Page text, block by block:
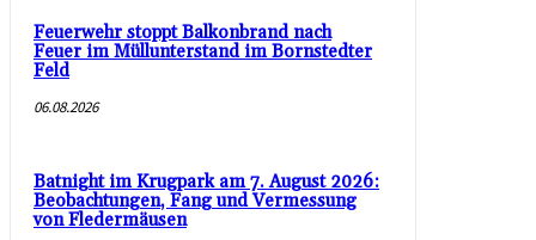
Feuerwehr stoppt Balkonbrand nach
Feuer im Müllunterstand im Bornstedter
Feld
06.08.2026
Batnight im Krugpark am 7. August 2026:
Beobachtungen, Fang und Vermessung
von Fledermäusen